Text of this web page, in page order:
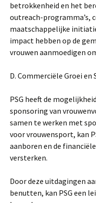
betrokkenheid en het
outreach-programma’s,
maatschappelijke
impact hebben op de
vrouwen aanmoedigen
D. Commerciële Groei en
PSG heeft de
sponsoring van
samen te werken met
voor vrouwensport, kan
aanboren en de
versterken.
Door deze uitdagingen
benutten, kan PSG een